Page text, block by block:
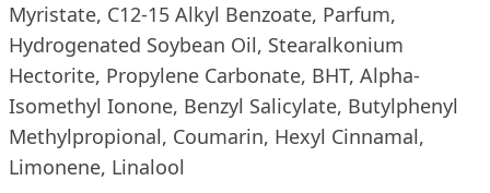
Myristate, C12-15 Alkyl Benzoate, Parfum,
Hydrogenated Soybean Oil, Stearalkonium
Hectorite, Propylene Carbonate, BHT, Alpha-
Isomethyl Ionone, Benzyl Salicylate, Butylphenyl
Methylpropional, Coumarin, Hexyl Cinnamal,
Limonene, Linalool